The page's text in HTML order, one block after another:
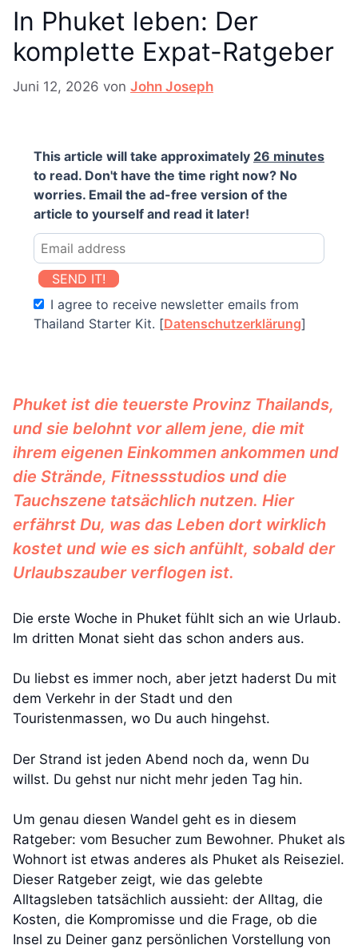
In Phuket leben: Der
komplette Expat-Ratgeber
Juni 12, 2026 von John Joseph
This article will take approximately 26 minutes
to read. Don't have the time right now? No
worries. Email the ad-free version of the
article to yourself and read it later!
SEND IT!
I agree to receive newsletter emails from
Thailand Starter Kit. [Datenschutzerklärung]
Phuket ist die teuerste Provinz Thailands,
und sie belohnt vor allem jene, die mit
ihrem eigenen Einkommen ankommen und
die Strände, Fitnessstudios und die
Tauchszene tatsächlich nutzen. Hier
erfährst Du, was das Leben dort wirklich
kostet und wie es sich anfühlt, sobald der
Urlaubszauber verflogen ist.
Die erste Woche in Phuket fühlt sich an wie Urlaub.
Im dritten Monat sieht das schon anders aus.
Du liebst es immer noch, aber jetzt haderst Du mit
dem Verkehr in der Stadt und den
Touristenmassen, wo Du auch hingehst.
Der Strand ist jeden Abend noch da, wenn Du
willst. Du gehst nur nicht mehr jeden Tag hin.
Um genau diesen Wandel geht es in diesem
Ratgeber: vom Besucher zum Bewohner. Phuket als
Wohnort ist etwas anderes als Phuket als Reiseziel.
Dieser Ratgeber zeigt, wie das gelebte
Alltagsleben tatsächlich aussieht: der Alltag, die
Kosten, die Kompromisse und die Frage, ob die
Insel zu Deiner ganz persönlichen Vorstellung von